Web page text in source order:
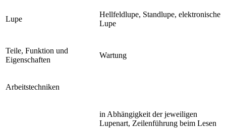
Lupe
Hellfeldlupe, Standlupe, elektronische
Lupe
Teile, Funktion und
Eigenschaften
Wartung
Arbeitstechniken
in Abhängigkeit der jeweiligen
Lupenart, Zeilenführung beim Lesen